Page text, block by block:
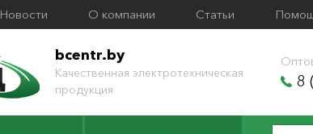
Новости О компании Статьи
bcentr.by
Качественная электротехническая
продукция
8